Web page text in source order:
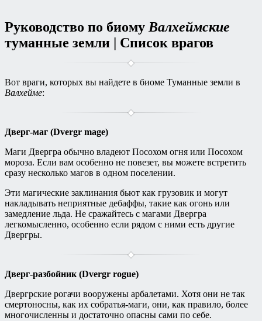
Руководство по биому Валхеймские
туманные земли | Список врагов
Вот враги, которых вы найдете в биоме Туманные земли в
Валхейме:
Дверг-маг (Dvergr mage)
Маги Двергра обычно владеют Посохом огня или Посохом
мороза. Если вам особенно не повезет, вы можете встретить
сразу несколько магов в одном поселении.
Эти магические заклинания бьют как грузовик и могут
накладывать неприятные дебаффы, такие как огонь или
замедление льда. Не сражайтесь с магами Двергра
легкомысленно, особенно если рядом с ними есть другие
Двергры.
Дверг-разбойник (Dvergr rogue)
Двергрские рогачи вооружены арбалетами. Хотя они не так
смертоносны, как их собратья-маги, они, как правило, более
многочисленны и достаточно опасны сами по себе.